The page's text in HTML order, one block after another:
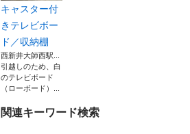
キャスター付
きテレビボー
ド／収納棚
西新井大師西駅...
引越しのため、白
のテレビボード
（ローボード）...
関連キーワード検索